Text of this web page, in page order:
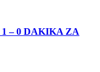
– 0 DAKIKA ZA